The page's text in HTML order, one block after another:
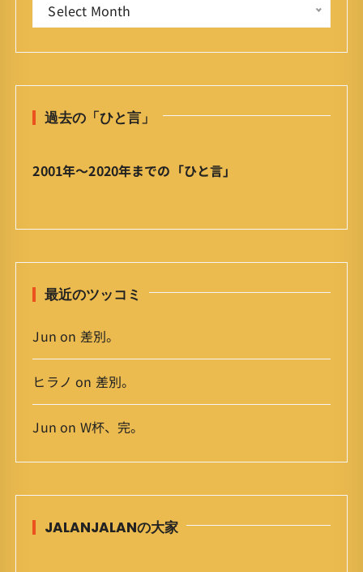
:
ひ
言
ア
イ
Select Month
過去の「ひと言」
2001年〜2020年までの「ひと言」
最近のツッコミ
Jun on 差別。
ヒラノ on 差別。
Jun on W杯、完。
JALANJALANの大家